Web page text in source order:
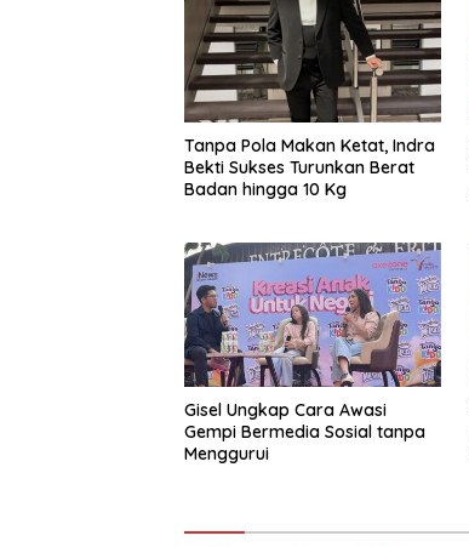
Tanpa Pola Makan Ketat, Indra
Bekti Sukses Turunkan Berat
Badan hingga 10 Kg
Gisel Ungkap Cara Awasi
Gempi Bermedia Sosial tanpa
Menggurui